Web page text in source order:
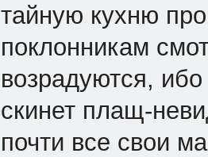
тайную кухню
поклонникам
возрадуются, ибо
скинет плащ-
почти все свои